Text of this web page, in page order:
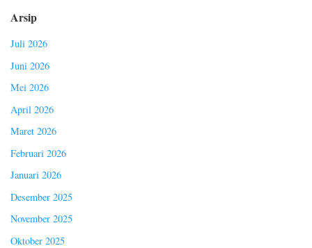
Arsip
Juli 2026
Juni 2026
Mei 2026
April 2026
Maret 2026
Februari 2026
Januari 2026
Desember 2025
November 2025
Oktober 2025